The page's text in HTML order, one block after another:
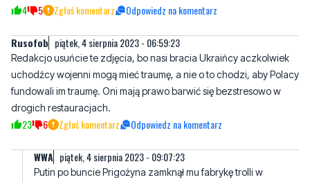
Redakcjo usuńcie te zdjęcia, bo nasi bracia Ukraińcy aczkolwiek
fundowali im traumę. Oni mają prawo barwić się bezstresowo w
drogich restauracjach.
23 6 Zgłoś komentarz Odpowiedz na komentarz
WWA piątek, 4 sierpnia 2023 - 09:07:23
Putin po buncie Prigożyna zamknął mu fabrykę trolli w
6 11 Zgłoś komentarz Odpowiedz na komentarz